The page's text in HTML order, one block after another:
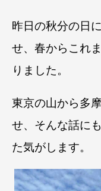
昨日の秋分の日に
せ、春からこれ
りました。
東京の山から多
せ、そんな話に
た気がします。